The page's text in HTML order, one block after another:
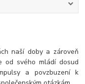
naší doby a zároveň
od svého mládí dosud
a povzbuzení k